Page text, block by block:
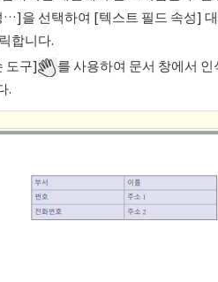
을 선택하여 [텍스트 필드 속성]
합니다.
도구]
를 사용하여 문서 창에서
.